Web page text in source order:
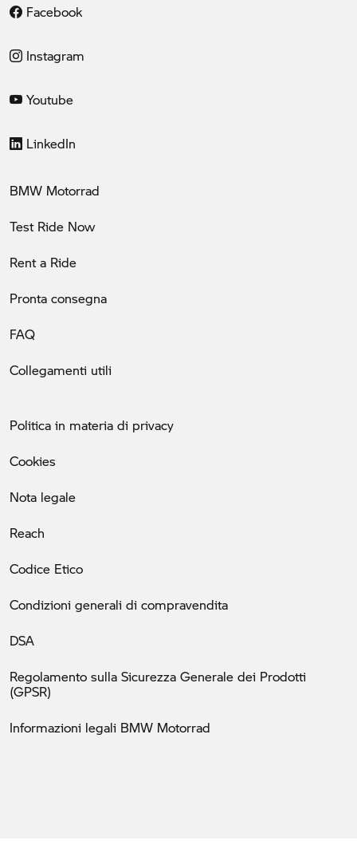
Facebook
Instagram
Youtube
LinkedIn
BMW Motorrad
Test Ride Now
Rent a Ride
Pronta consegna
FAQ
Collegamenti utili
Politica in materia di privacy
Cookies
Nota legale
Reach
Codice Etico
Condizioni generali di compravendita
DSA
Regolamento sulla Sicurezza Generale dei Prodotti
(GPSR)
Informazioni legali BMW Motorrad